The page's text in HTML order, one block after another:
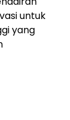
untuk
yang